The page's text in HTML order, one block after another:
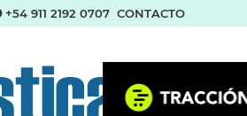
+54 911 2192 0707 CONTACTO